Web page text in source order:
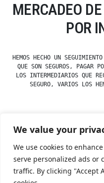
We value your
We use cookies to
serve personalized ads or
traffic. By clicking "Accept
MERCADEO
POR
HEMOS HECHO UN
QUE SON SEGUROS, PAGAR
LOS INTERMEDIARIOS QUE
SEGURO, VARIOS LOS
Posted
esdfninj34 23
Tienda Esotérica Online